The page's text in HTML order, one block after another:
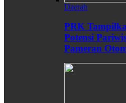
Daerah
PRK
Potensi
Pameran